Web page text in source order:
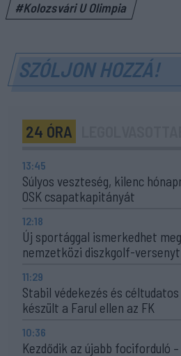
#Kolozsvári U Olimpia
SZÓLJON HOZZÁ!
24 ÓRA
13:45
Súlyos veszteség, kilenc
OSK csapatkapitányát
12:18
Új sportággal ismerkedhet
nemzetközi diszkgolf-
11:29
Stabil védekezés és
készült a Farul ellen az FK
10:36
Kezdődik az újabb fociforduló